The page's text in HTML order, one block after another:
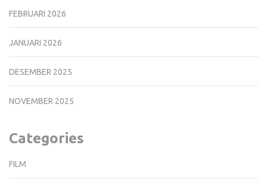
FEBRUARI 2026
JANUARI 2026
DESEMBER 2025
NOVEMBER 2025
Categories
FILM